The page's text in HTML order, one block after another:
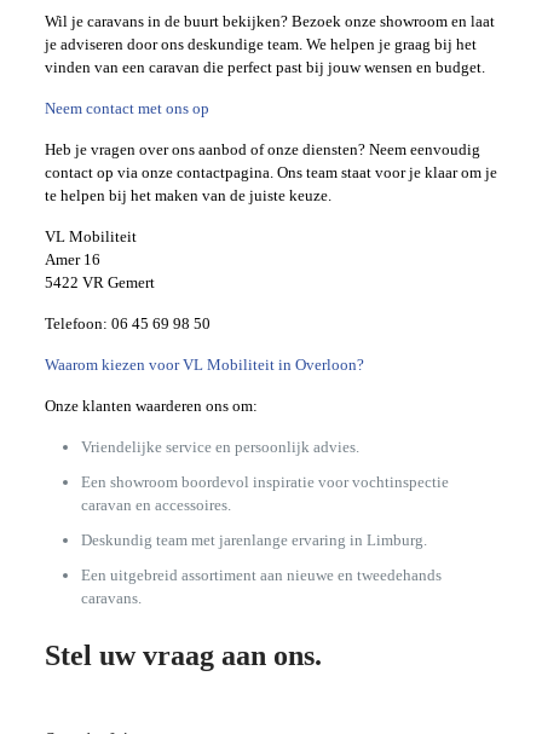
Wil je caravans in de buurt bekijken? Bezoek onze showroom en laat
je adviseren door ons deskundige team. We helpen je graag bij het
vinden van een caravan die perfect past bij jouw wensen en budget.
Neem contact met ons op
Heb je vragen over ons aanbod of onze diensten? Neem eenvoudig
contact op via onze contactpagina. Ons team staat voor je klaar om je
te helpen bij het maken van de juiste keuze.
VL Mobiliteit
Amer 16
5422 VR Gemert
Telefoon: 06 45 69 98 50
Waarom kiezen voor VL Mobiliteit in Overloon?
Onze klanten waarderen ons om:
Vriendelijke service en persoonlijk advies.
Een showroom boordevol inspiratie voor vochtinspectie
caravan en accessoires.
Deskundig team met jarenlange ervaring in Limburg.
Een uitgebreid assortiment aan nieuwe en tweedehands
caravans.
Stel uw vraag aan ons.